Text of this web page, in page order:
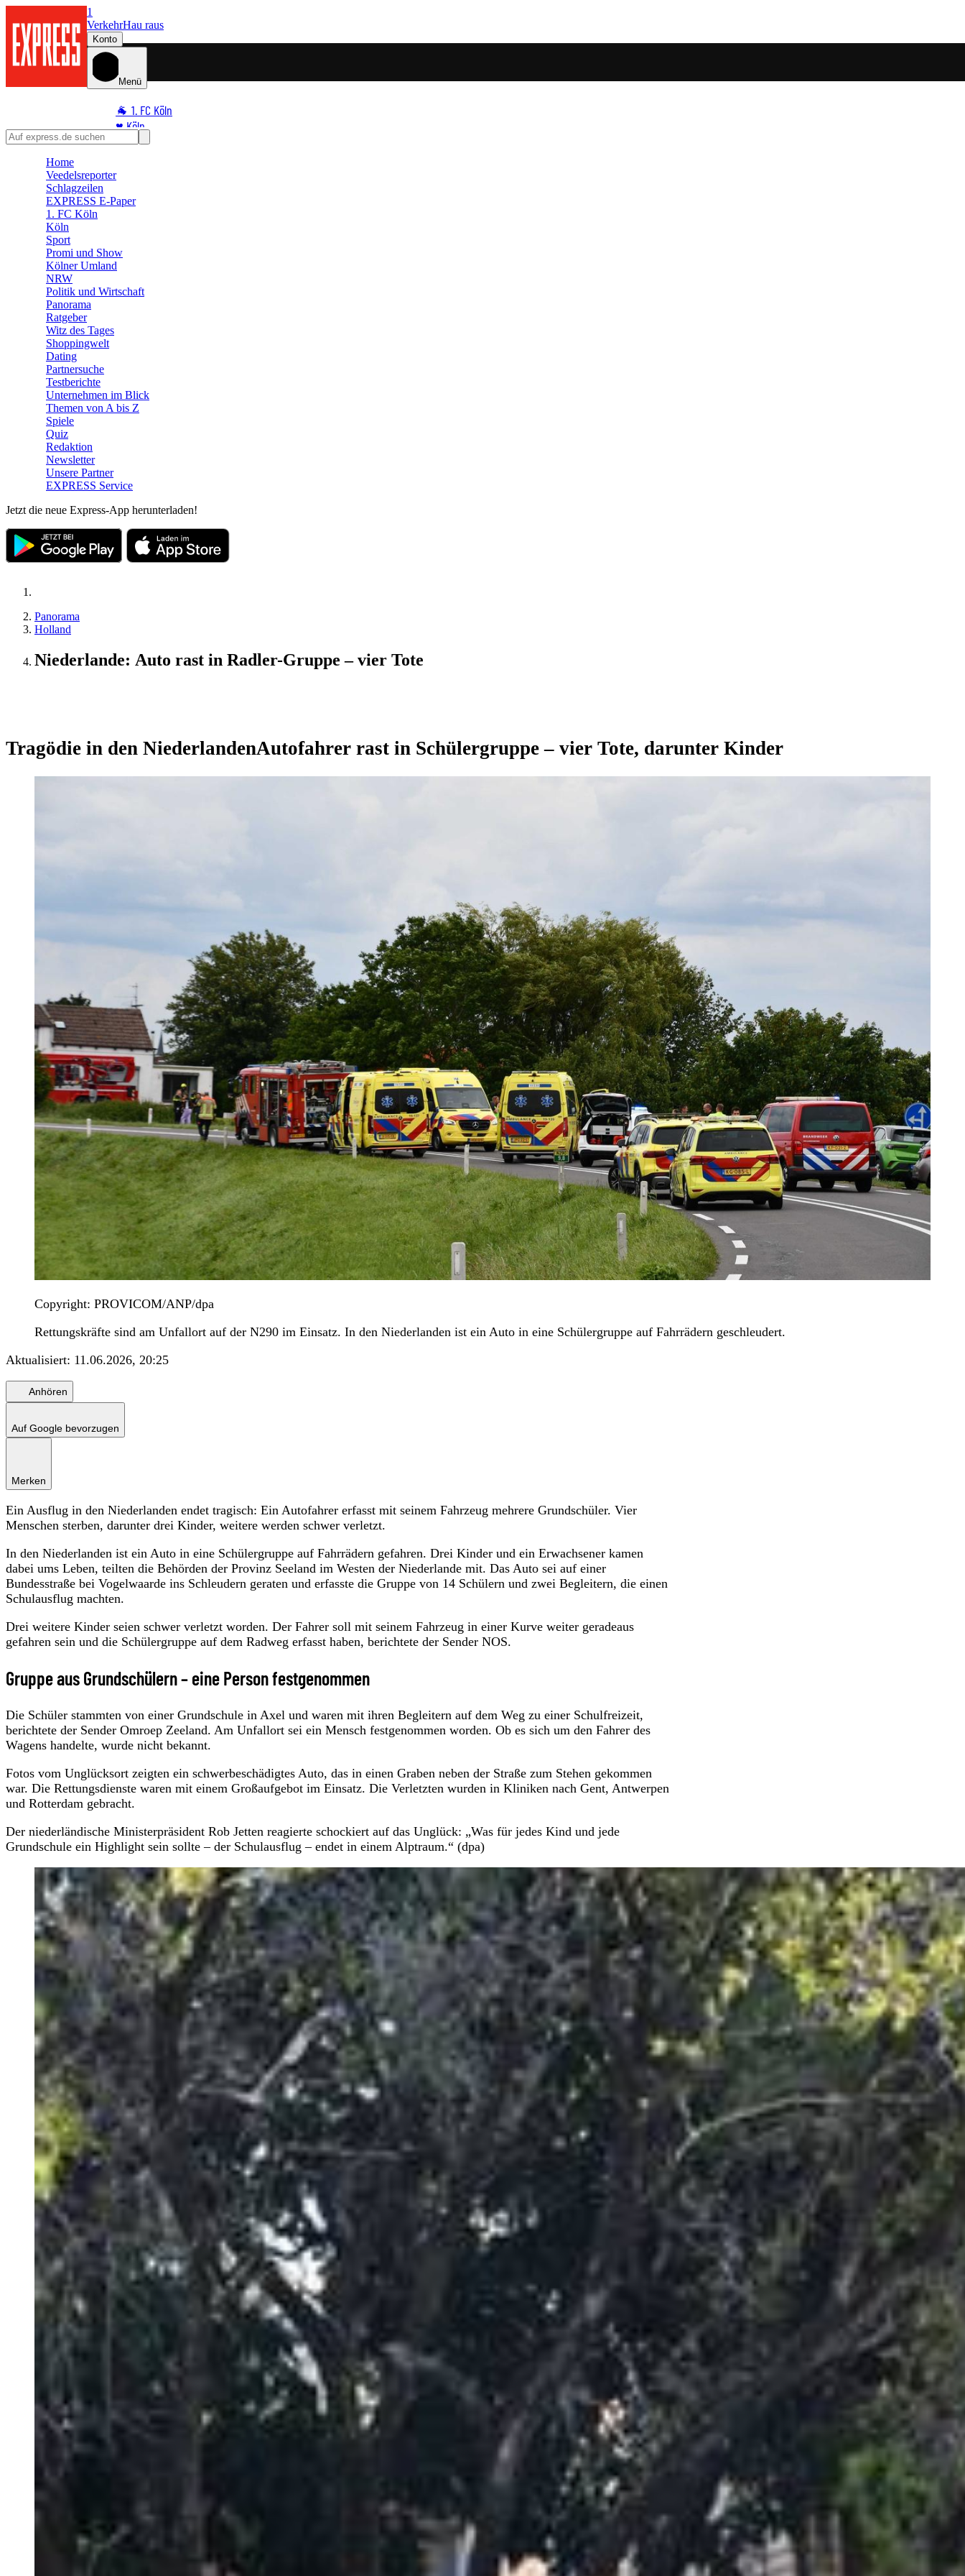
1
VerkehrHau raus
Konto
Menü
🐐 1. FC Köln
♥️ Köln
⭐ Promi
🛒 Shoppingwelt
🧩 Spiele
Home
Veedelsreporter
Schlagzeilen
EXPRESS E-Paper
1. FC Köln
Köln
Sport
Promi und Show
Kölner Umland
NRW
Politik und Wirtschaft
Panorama
Ratgeber
Witz des Tages
Shoppingwelt
Dating
Partnersuche
Testberichte
Unternehmen im Blick
Themen von A bis Z
Spiele
Quiz
Redaktion
Newsletter
Unsere Partner
EXPRESS Service
Jetzt die neue Express-App herunterladen!
Panorama
Holland
Niederlande: Auto rast in Radler-Gruppe – vier Tote
Tragödie in den NiederlandenAutofahrer rast in Schülergruppe – vier Tote, darunter Kinder
Copyright: PROVICOM/ANP/dpa
Rettungskräfte sind am Unfallort auf der N290 im Einsatz. In den Niederlanden ist ein Auto in eine Schülergruppe auf Fahrrädern geschleudert.
Aktualisiert: 11.06.2026, 20:25
Anhören
Auf Google bevorzugen
Merken
Ein Ausflug in den Niederlanden endet tragisch: Ein Autofahrer erfasst mit seinem Fahrzeug mehrere Grundschüler. Vier
Menschen sterben, darunter drei Kinder, weitere werden schwer verletzt.
In den Niederlanden ist ein Auto in eine Schülergruppe auf Fahrrädern gefahren. Drei Kinder und ein Erwachsener kamen
dabei ums Leben, teilten die Behörden der Provinz Seeland im Westen der Niederlande mit. Das Auto sei auf einer
Bundesstraße bei Vogelwaarde ins Schleudern geraten und erfasste die Gruppe von 14 Schülern und zwei Begleitern, die einen
Schulausflug machten.
Drei weitere Kinder seien schwer verletzt worden. Der Fahrer soll mit seinem Fahrzeug in einer Kurve weiter geradeaus
gefahren sein und die Schülergruppe auf dem Radweg erfasst haben, berichtete der Sender NOS.
Gruppe aus Grundschülern – eine Person festgenommen
Die Schüler stammten von einer Grundschule in Axel und waren mit ihren Begleitern auf dem Weg zu einer Schulfreizeit,
berichtete der Sender Omroep Zeeland. Am Unfallort sei ein Mensch festgenommen worden. Ob es sich um den Fahrer des
Wagens handelte, wurde nicht bekannt.
Fotos vom Unglücksort zeigten ein schwerbeschädigtes Auto, das in einen Graben neben der Straße zum Stehen gekommen
war. Die Rettungsdienste waren mit einem Großaufgebot im Einsatz. Die Verletzten wurden in Kliniken nach Gent, Antwerpen
und Rotterdam gebracht.
Der niederländische Ministerpräsident Rob Jetten reagierte schockiert auf das Unglück: „Was für jedes Kind und jede
Grundschule ein Highlight sein sollte – der Schulausflug – endet in einem Alptraum.“ (dpa)